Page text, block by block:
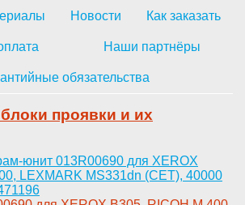
Новости Как заказать
Наши партнёры
обязательства
проявки и их